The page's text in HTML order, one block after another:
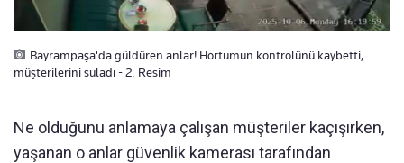
Bayrampaşa'da güldüren anlar! Hortumun kontrolünü kaybetti,
müşterilerini suladı - 2. Resim
Ne olduğunu anlamaya çalışan müşteriler kaçışırken,
yaşanan o anlar güvenlik kamerası tarafından